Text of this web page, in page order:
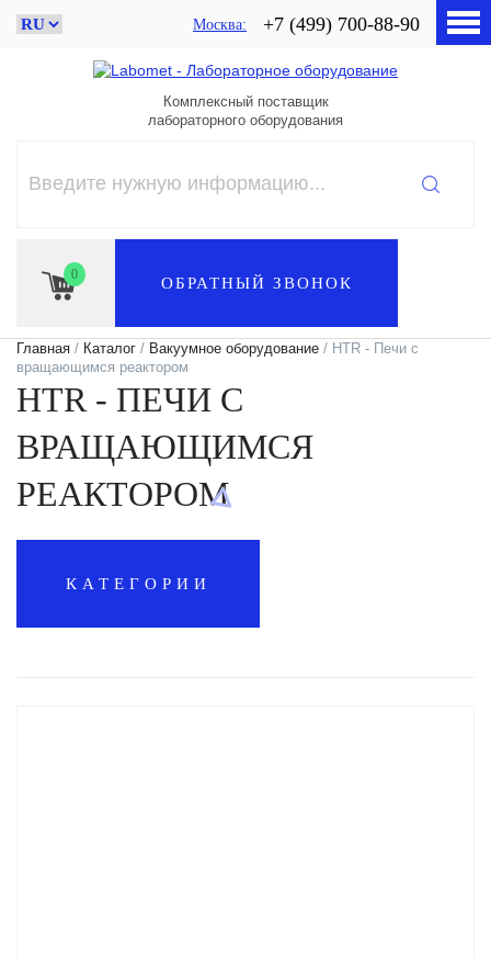
Москва +7 (499) 700-88-90
Комплексный поставщик
лабораторного оборудования
0 ОБРАТНЫЙ ЗВОНОК
Главная / Каталог / Вакуумное оборудование / HTR - Печи с
вращающимся реактором
HTR - ПЕЧИ С
ВРАЩАЮЩИМСЯ
РЕАКТОРОМ
КАТЕГОРИИ